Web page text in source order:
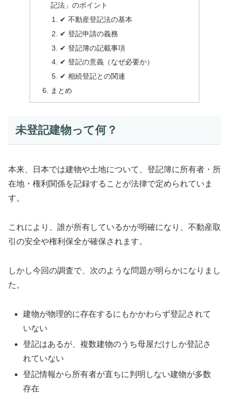
記法」のポイント
✔ 不動産登記法の基本
✔ 登記申請の義務
✔ 登記簿の記載事項
✔ 登記の意義（なぜ必要か）
✔ 相続登記との関連
まとめ
未登記建物って何？
本来、日本では建物や土地について、登記簿に所有者・所
在地・権利関係を記録することが法律で定められていま
す。
これにより、誰が所有しているかが明確になり、不動産取
引の安全や権利保全が確保されます。
しかし今回の調査で、次のような問題が明らかになりまし
た。
建物が物理的に存在するにもかかわらず登記されて
いない
登記はあるが、複数建物のうち母屋だけしか登記さ
れていない
登記情報から所有者が直ちに判明しない建物が多数
存在